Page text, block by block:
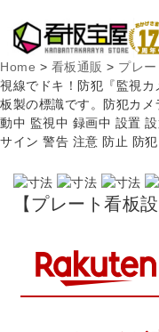
Home > 看板通販 > プレ
視線でドキ！防犯『監視
板製の標識です。防犯カ
動中 監視中 録画中 設置
サイン 警告 注意 防止 防
【プレート看板